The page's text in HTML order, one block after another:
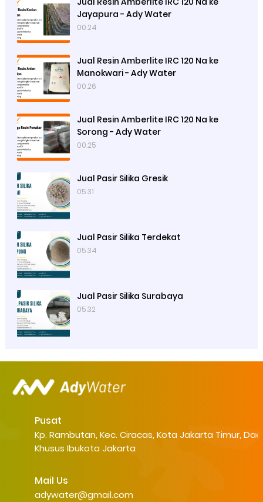
Jayapura - Ady Water
00.24
Jual Resin Amberlite IRC 120 Na ke
Manokwari - Ady Water
00.26
Jual Resin Amberlite IRC 120 Na ke
Sorong - Ady Water
00.25
Jual Pasir Silika Gresik
05.31
Jual Pasir Silika Terdekat
05.34
Jual Pasir Silika Surabaya
05.32
Pusat
Kp. Rambutan, Kec. Ciracas, Kota Jakarta Timur,
Khusus Ibukota Jakarta
Mail Us
adywater@gmail.com